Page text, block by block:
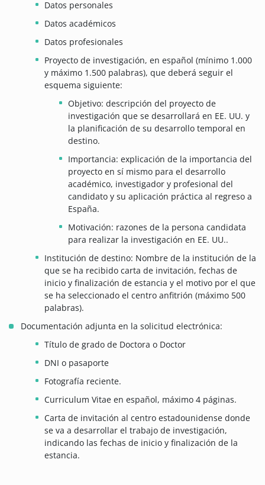
Datos personales
Datos académicos
Datos profesionales
Proyecto de investigación, en español (mínimo 1.000
y máximo 1.500 palabras), que deberá seguir el
esquema siguiente:
Objetivo: descripción del proyecto de
investigación que se desarrollará en EE. UU. y
la planificación de su desarrollo temporal en
destino.
Importancia: explicación de la importancia del
proyecto en sí mismo para el desarrollo
académico, investigador y profesional del
candidato y su aplicación práctica al regreso a
España.
Motivación: razones de la persona candidata
para realizar la investigación en EE. UU..
Institución de destino: Nombre de la institución de la
que se ha recibido carta de invitación, fechas de
inicio y finalización de estancia y el motivo por el que
se ha seleccionado el centro anfitrión (máximo 500
palabras).
Documentación adjunta en la solicitud electrónica:
Título de grado de Doctora o Doctor
DNI o pasaporte
Fotografía reciente.
Curriculum Vitae en español, máximo 4 páginas.
Carta de invitación al centro estadounidense donde
se va a desarrollar el trabajo de investigación,
indicando las fechas de inicio y finalización de la
estancia.